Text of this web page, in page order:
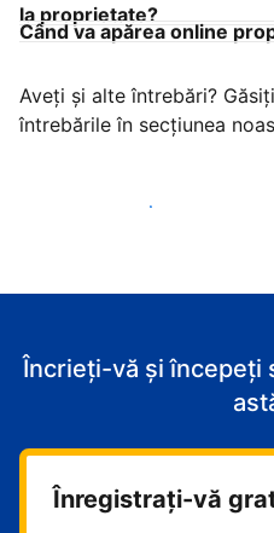
la proprietate?
Când va apărea online
Aveți și alte întrebări?
întrebările în secțiunea
Începeţi să primiţi clienţi
Încrieți-vă și începeți
Înregistrați-vă